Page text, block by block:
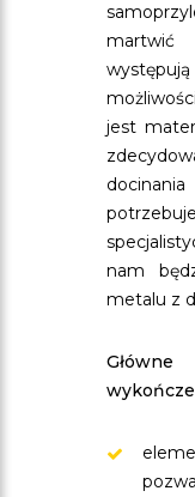
martwić
jest
nam
metalu z